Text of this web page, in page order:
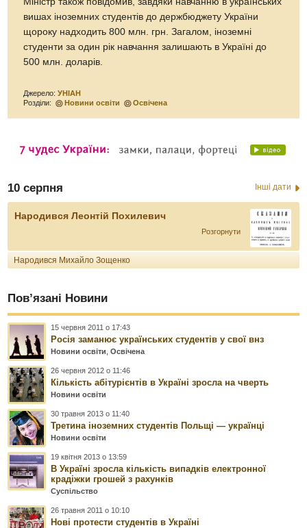
вишах іноземних студентів до держбюджету України
щороку надходить 800 млн. грн. Загалом, іноземні
студенти за один рік навчання залишають в Україні до
500 млн. доларів.
Джерело:УНІАН
Розділи:
Новини освіти Освічена
10 серпня Інші дати
Народився Леонтій Похилевич
Розгорнути
Народився Михайло Зощенко
Пов’язані Новини
15 червня 2011 о 17:43
Росія заманює українських студентів у свої внз
Новини освіти ,Освічена
26 червня 2012 о 11:46
Кількість абітурієнтів в Україні зросла на чверть
Новини освіти
30 травня 2013 о 11:40
Третина іноземних студентів Польщі — українці
Новини освіти
19 квітня 2013 о 13:59
В Україні зросла кількість випадків електронної
крадіжки грошей з рахунків
Суспільство
26 травня 2011 о 10:10
Нові протести студентів в Україні